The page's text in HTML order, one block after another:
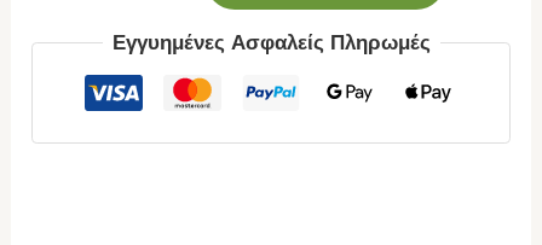
Εγγυημένες Ασφαλείς Πληρωμές